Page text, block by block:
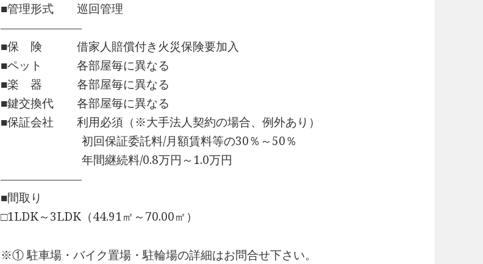
■管理形式 巡回管理
―――――――
■保 険 借家人賠償付き火災保険要加入
■ペット 各部屋毎に異なる
■楽 器 各部屋毎に異なる
■鍵交換代 各部屋毎に異なる
■保証会社 利用必須（※大手法人契約の場合、例外あり）
初回保証委託料/月額賃料等の30％～50％
年間継続料/0.8万円～1.0万円
―――――――
■間取り
□1LDK～3LDK（44.91㎡～70.00㎡）
※① 駐車場・バイク置場・駐輪場の詳細はお問合せ下さい。